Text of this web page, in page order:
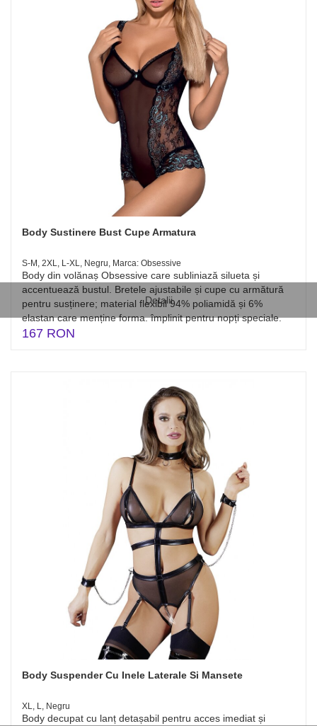
Detalii
Body Sustinere Bust Cupe Armatura
S-M, 2XL, L-XL, Negru, Marca: Obsessive
Body din volănaș Obsessive care subliniază silueta și
accentuează bustul. Bretele ajustabile și cupe cu armătură
pentru susținere; material flexibil 94% poliamidă și 6%
elastan care menține forma. împlinit pentru nopți speciale.
167 RON
Body Suspender Cu Inele Laterale Si Mansete
XL, L, Negru
Body decupat cu lanț detașabil pentru acces imediat și